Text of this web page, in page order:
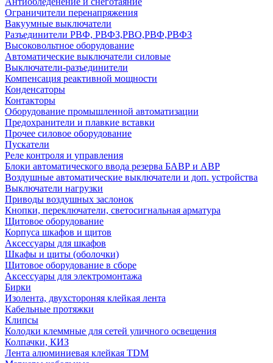
Ограничители перенапряжения
Вакуумные выключатели
Разъединители РВФ, РВФЗ,РВО,РВФ,РВФЗ
Высоковольтное оборудование
Автоматические выключатели cиловые
Выключатели-разъединители
Компенсация реактивной мощности
Конденсаторы
Контакторы
Оборудование промышленной автоматизации
Предохранители и плавкие вставки
Прочее силовое оборудование
Пускатели
Реле контроля и управления
Блоки автоматического ввода резерва БАВР и АВР
Воздушные автоматические выключатели и доп. устройства
Выключатели нагрузки
Приводы воздушных заслонок
Кнопки, переключатели, светосигнальная арматура
Щитовое оборудование
Корпуса шкафов и щитов
Аксессуары для шкафов
Шкафы и щиты (оболочки)
Щитовое оборудование в сборе
Аксессуары для электромонтажа
Бирки
Изолента, двухстороняя клейкая лента
Кабельные протяжки
Клипсы
Колодки клеммные для сетей уличного освещения
Колпачки, КИЗ
Лента алюминиевая клейкая TDM